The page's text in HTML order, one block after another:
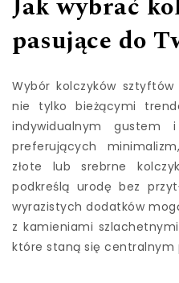
Jak wybrać
pasujące do
Wybór kolczyków
nie tylko bieżącymi
indywidualnym
preferujących
złote lub srebrne
podkreślą urodę bez
wyrazistych dodatków
z kamieniami
które staną się centralnym